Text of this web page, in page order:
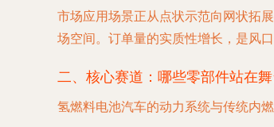
市场应用场景正从点状示范向网状拓
场空间。订单量的实质性增长，是风口
二、核心赛道：哪些零部件站在舞
氢燃料电池汽车的动力系统与传统内